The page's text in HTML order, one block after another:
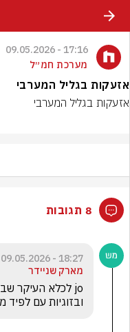
17:16 - 09.05.2026
מערכת חמ״ל
אזעקות בגליל המערבי
אזעקות בגליל המערבי
8 תגובות
18:27 - 09.05.2026
מארק שניידר
ובזוגיות עם לפיד